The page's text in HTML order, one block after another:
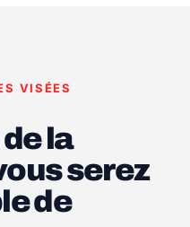
VISÉES
la
serez
de